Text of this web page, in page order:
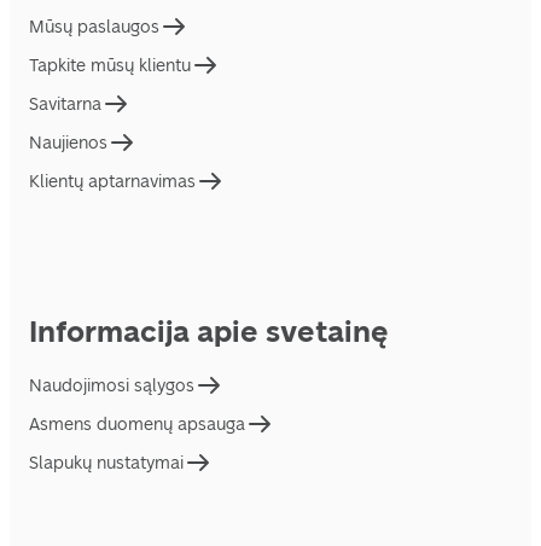
Mūsų paslaugos
Tapkite mūsų klientu
Savitarna
Naujienos
Klientų aptarnavimas
Informacija apie svetainę
Naudojimosi sąlygos
Asmens duomenų apsauga
Slapukų nustatymai